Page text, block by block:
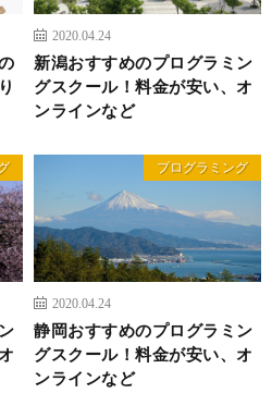
2020.04.24
新潟おすすめのプログラミン
グスクール！料金が安い、オ
ンラインなど
プログラミング
2020.04.24
静岡おすすめのプログラミン
グスクール！料金が安い、オ
ンラインなど